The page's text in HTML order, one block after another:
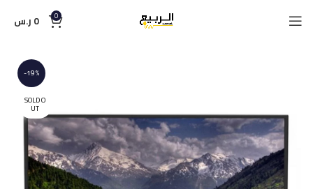
0
0 ر.س
-19%
SOLD O
UT